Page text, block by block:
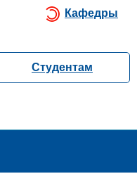
Кафедры
Студентам